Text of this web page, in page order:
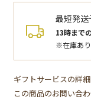
最短発
13時まで
※在庫あ
ギフトサービスの詳
この商品のお問い合